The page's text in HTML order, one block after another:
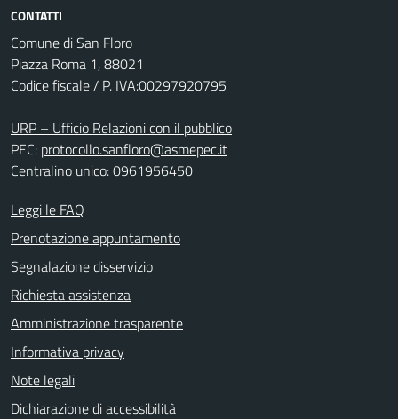
CONTATTI
Comune di San Floro
Piazza Roma 1, 88021
Codice fiscale / P. IVA:00297920795
URP – Ufficio Relazioni con il pubblico
PEC: protocollo.sanfloro@asmepec.it
Centralino unico: 0961956450
Leggi le FAQ
Prenotazione appuntamento
Segnalazione disservizio
Richiesta assistenza
Amministrazione trasparente
Informativa privacy
Note legali
Dichiarazione di accessibilità